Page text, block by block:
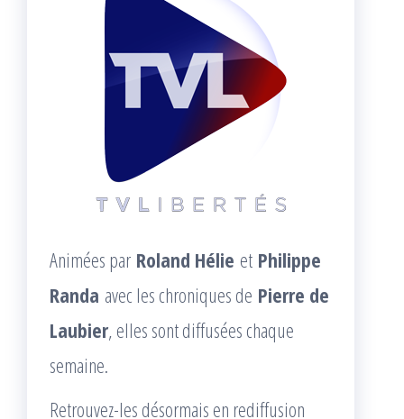
Animées par Roland Hélie et Philippe
Randa avec les chroniques de Pierre de
Laubier, elles sont diffusées chaque
semaine.
Retrouvez-les désormais en rediffusion